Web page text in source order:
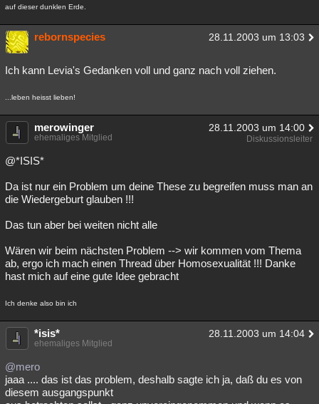
auf dieser dunklen Erde.
rebornspecies 28.11.2003 um 13:03
Ich kann Levia's Gedanken voll und ganz nach voll ziehen.
...leben heisst lieben!
merowinger 28.11.2003 um 14:00
ehemaliges Mitglied Diskussionsleiter
@*ISIS*
Da ist nur ein Problem um deine These zu begreifen muss man an
die Wiedergeburt glauben !!!
Das tun aber bei weiten nicht alle
Wären wir beim nächsten Problem --> wir kommen vom Thema
ab, ergo ich mach einen Thread über Homosexualität !!! Danke
hast mich auf eine gute Idee gebracht
Ich denke also bin ich
*isis* 28.11.2003 um 14:04
ehemaliges Mitglied
@mero
jaaa .... das ist das problem, deshalb sagte ich ja, daß du es von
diesem ausgangspunkt